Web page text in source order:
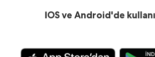
İOS ve Android'de